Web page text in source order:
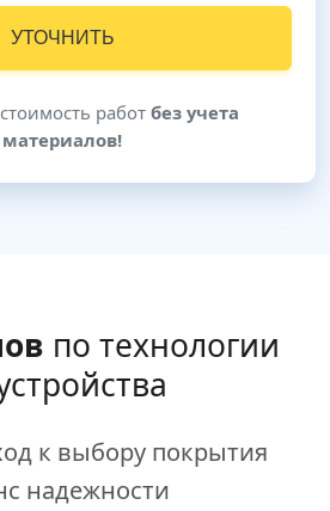
УТОЧНИТЬ
работ без учета
материалов!
по технологии
к выбору покрытия
надежности